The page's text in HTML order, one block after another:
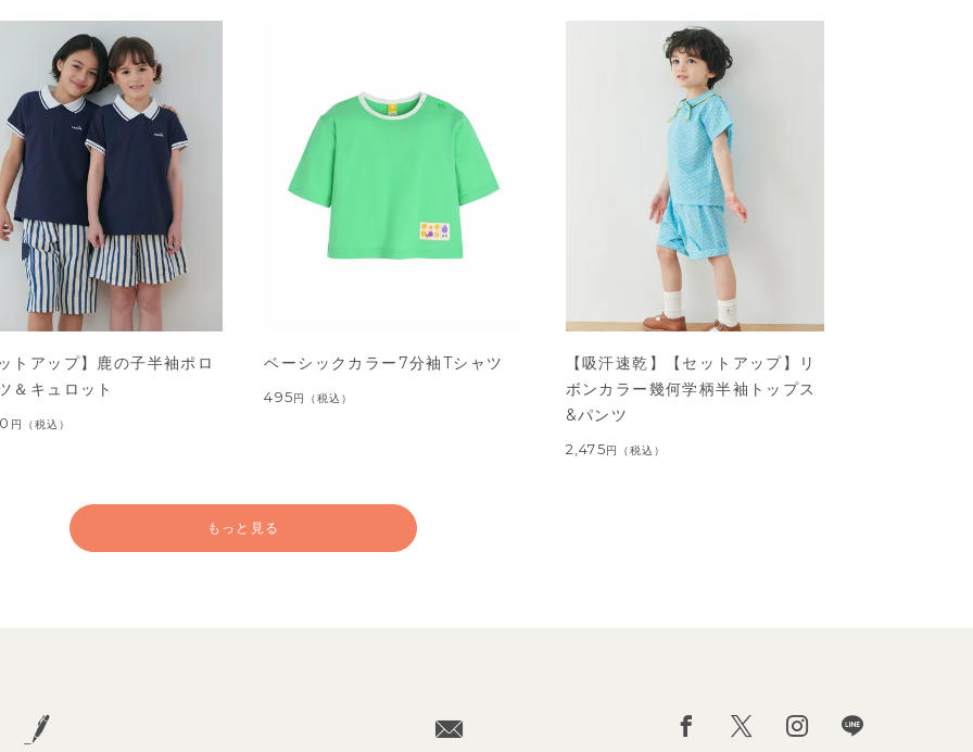
トアップ】鹿の子半袖ポロ
＆キュロット
円 （税込）
ベーシックカラー7分袖Tシャツ
495円 （税込）
【吸汗速乾】【セットアップ】リ
ボンカラー幾何学柄半袖トップス
&パンツ
2,475円 （税込）
もっと見る